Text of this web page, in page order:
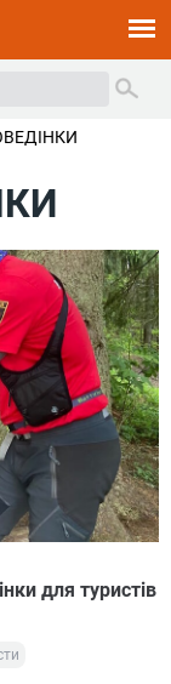
для туристів